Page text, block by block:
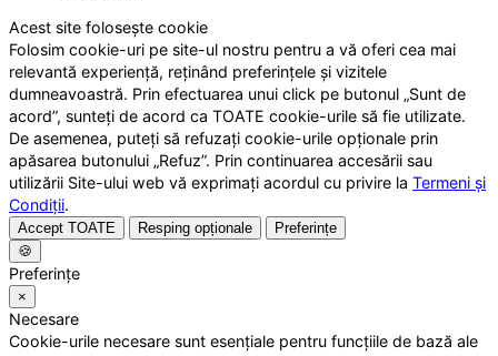
Acest site folosește cookie
Folosim cookie-uri pe site-ul nostru pentru a vă oferi cea mai
relevantă experiență, reținând preferințele și vizitele
dumneavoastră. Prin efectuarea unui click pe butonul „Sunt de
acord”, sunteți de acord ca TOATE cookie-urile să fie utilizate.
De asemenea, puteți să refuzați cookie-urile opționale prin
apăsarea butonului „Refuz”. Prin continuarea accesării sau
utilizării Site-ului web vă exprimați acordul cu privire la Termeni și
Condiții.
Accept TOATE Resping opționale
Preferințe
🍪
Preferințe
×
Necesare
Cookie-urile necesare sunt esențiale pentru funcțiile de bază ale